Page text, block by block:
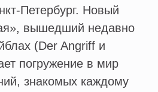
Петербург. Новый
вышедший недавно
(Der Angriff и
погружение в мир
знакомых каждому